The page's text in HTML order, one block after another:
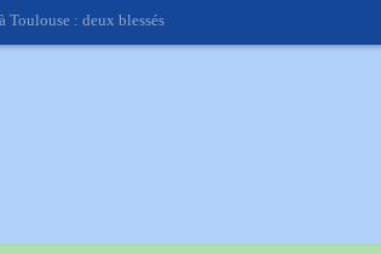
Toulouse : deux blessés